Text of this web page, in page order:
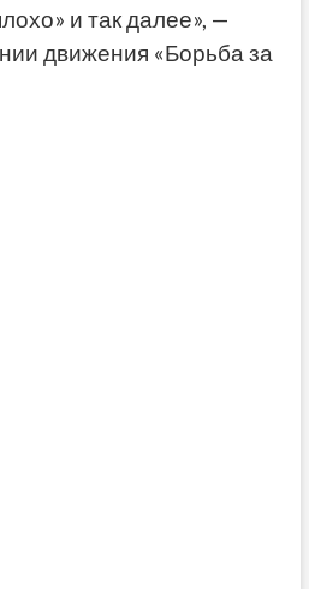
и так далее», —
движения «Борьба за